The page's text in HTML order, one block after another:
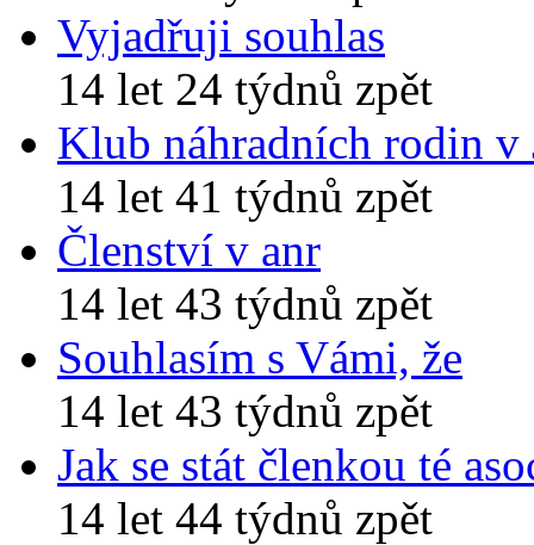
Vyjadřuji souhlas
14 let 24 týdnů zpět
Klub náhradních rodin v
14 let 41 týdnů zpět
Členství v anr
14 let 43 týdnů zpět
Souhlasím s Vámi, že
14 let 43 týdnů zpět
Jak se stát členkou té
14 let 44 týdnů zpět